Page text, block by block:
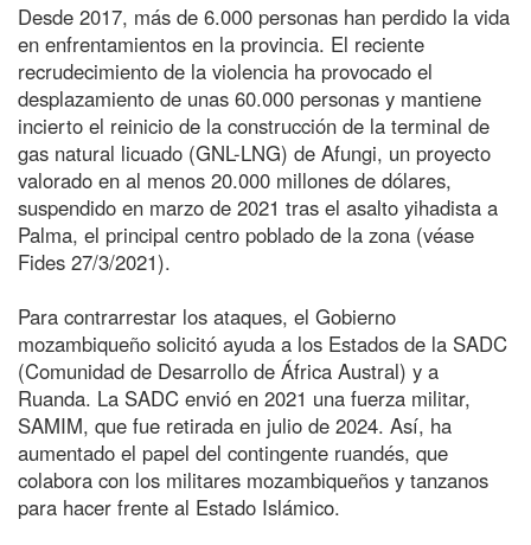
Desde 2017, más de 6.000 personas han perdido la vida
en enfrentamientos en la provincia. El reciente
recrudecimiento de la violencia ha provocado el
desplazamiento de unas 60.000 personas y mantiene
incierto el reinicio de la construcción de la terminal de
gas natural licuado (GNL-LNG) de Afungi, un proyecto
valorado en al menos 20.000 millones de dólares,
suspendido en marzo de 2021 tras el asalto yihadista a
Palma, el principal centro poblado de la zona (véase
Fides 27/3/2021).
Para contrarrestar los ataques, el Gobierno
mozambiqueño solicitó ayuda a los Estados de la SADC
(Comunidad de Desarrollo de África Austral) y a
Ruanda. La SADC envió en 2021 una fuerza militar,
SAMIM, que fue retirada en julio de 2024. Así, ha
aumentado el papel del contingente ruandés, que
colabora con los militares mozambiqueños y tanzanos
para hacer frente al Estado Islámico.